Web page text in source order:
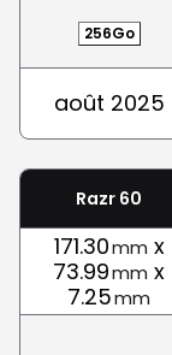
256Go
août 2025
Razr 60
171.30mm x
73.99mm x
7.25mm